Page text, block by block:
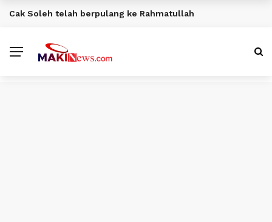
BERITA TERKINI
Cak Soleh telah berpulang ke Rahmatullah